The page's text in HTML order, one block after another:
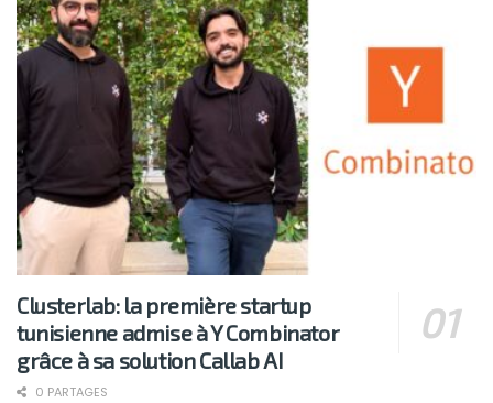
Clusterlab: la première startup
tunisienne admise à Y Combinator
grâce à sa solution Callab AI
0 PARTAGES